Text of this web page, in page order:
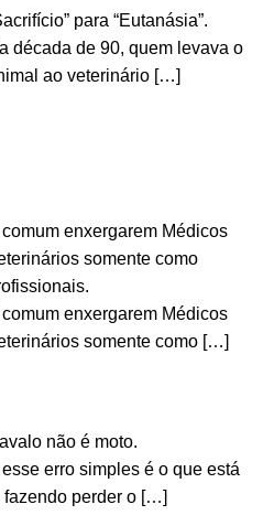
para “Eutanásia”.
década de 90, quem levava o
ao veterinário […]
comum enxergarem Médicos
somente como
comum enxergarem Médicos
somente como […]
não é moto.
esse erro simples é o que está
fazendo perder o […]